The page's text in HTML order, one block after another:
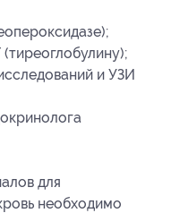
и УЗИ
для
необходимо